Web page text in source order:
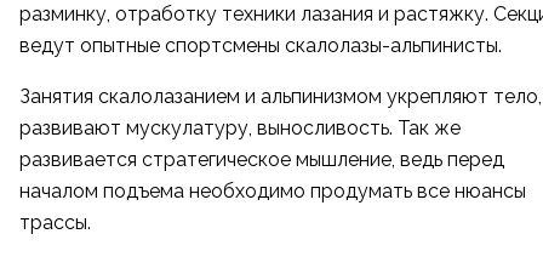
разминку, отработку техники лазания и растяжку.
ведут опытные спортсмены скалолазы-альпинисты.
Занятия скалолазанием и альпинизмом укрепляют тело,
развивают мускулатуру, выносливость. Так же
развивается стратегическое мышление, ведь перед
началом подъема необходимо продумать все нюансы
трассы.